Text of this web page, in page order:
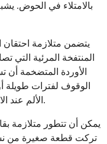
بالامتلاء في الحوض.
يتضمن متلازمة
المنتفخة المرئية
الأوردة المتضخمة أن
الوقوف لفترات طويلة
الألم عند الاستلقاء والسماح للجاذبية بتقليل تجمع الدم.
يمكن أن تتطور متلازمة
تركت قطعة صغيرة من